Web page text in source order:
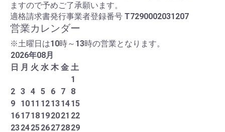
ますので予めご了承願います。
適格請求書発行事業者登録番号 T7290002031207
営業カレンダー
※土曜日は10時～13時の営業となります。
2026年08月
日 月 火 水 木 金 土
1
2 3 4 5 6 7
8
9
1011 12131415
161718192021 22
23242526272829